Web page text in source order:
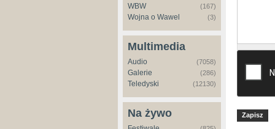
WBW (167)
Wojna o Wawel (3)
Multimedia
Audio (7058)
Galerie (286)
Teledyski (12130)
Na żywo